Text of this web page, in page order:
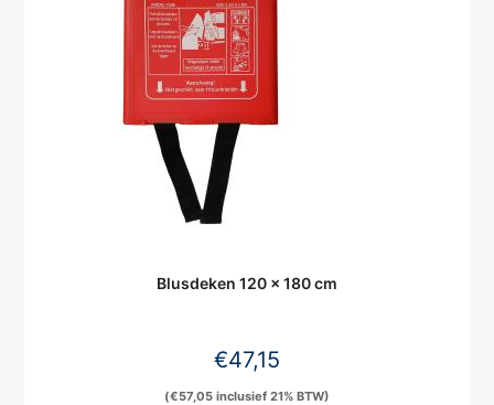
Blusdeken 120 x 180 cm
€47,15
(€57,05 inclusief 21% BTW)